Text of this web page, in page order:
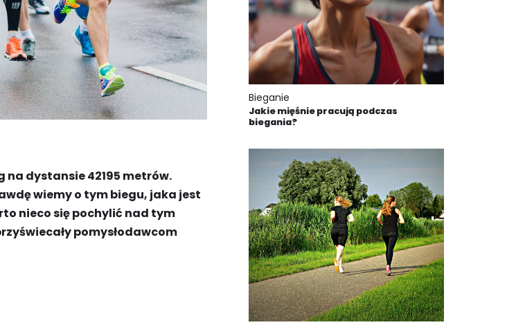
dystansie 42195 metrów.
wiemy o tym biegu, jaka jest
nieco się pochylić nad tym
pomysłodawcom
Bieganie
Jakie mięśnie pracują podczas
biegania?